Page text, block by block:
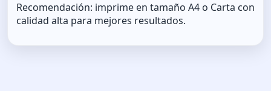
Recomendación: imprime en tamaño A4 o Carta con
calidad alta para mejores resultados.